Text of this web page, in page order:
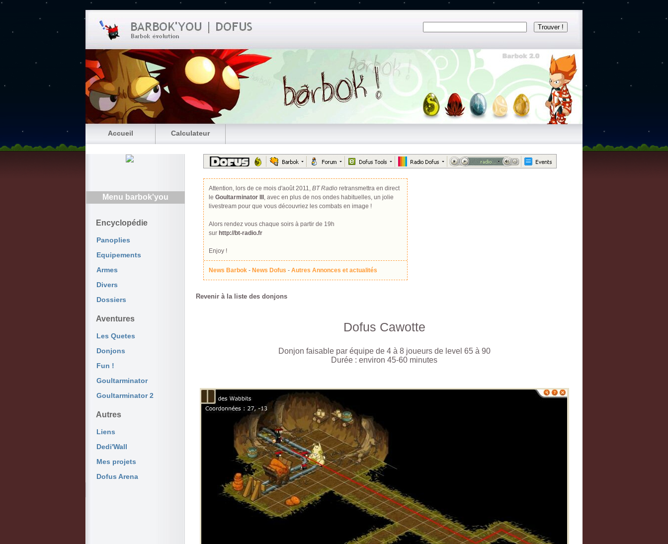
Accueil Calculateur
Menu barbok'you
Encyclopédie
Panoplies
Equipements
Armes
Divers
Dossiers
Aventures
Les Quetes
Donjons
Fun !
Goultarminator
Goultarminator 2
Autres
Liens
Dedi'Wall
Mes projets
Dofus Arena
Attention, lors de ce mois d'août 2011, BT Radio retransmettra en direct
le Goultarminator III , avec en plus de nos ondes habituelles, un jolie
livestream pour que vous découvriez les combats en image !
Alors rendez vous chaque soirs à partir de 19h
sur http://bt-radio.fr
Enjoy !
News Barbok - News Dofus - Autres Annonces et actualités
Revenir à la liste des donjons
Dofus Cawotte
Donjon faisable par équipe de 4 à 8 joueurs de level 65 à 90
Durée : environ 45-60 minutes